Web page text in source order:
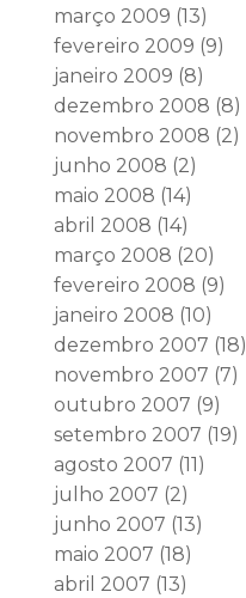
março 2009 (13)
fevereiro 2009 (9)
janeiro 2009 (8)
dezembro 2008 (8)
novembro 2008 (2)
junho 2008 (2)
maio 2008 (14)
abril 2008 (14)
março 2008 (20)
fevereiro 2008 (9)
janeiro 2008 (10)
dezembro 2007 (18)
novembro 2007 (7)
outubro 2007 (9)
setembro 2007 (19)
agosto 2007 (11)
julho 2007 (2)
junho 2007 (13)
maio 2007 (18)
abril 2007 (13)